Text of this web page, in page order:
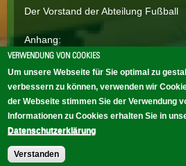
Der Vorstand der Abteilung Fußball
Anhang:
SEITEN « erste Seite ‹ vorherige
10
11 12 13 14 15
VERWENDUNG VON COOKIES
Um unsere Webseite für Sie optimal zu
verbessern zu können, verwenden wir
der Webseite stimmen Sie der Verwendung
Informationen zu Cookies erhalten Sie in
Datenschutzerklärung
Verstanden